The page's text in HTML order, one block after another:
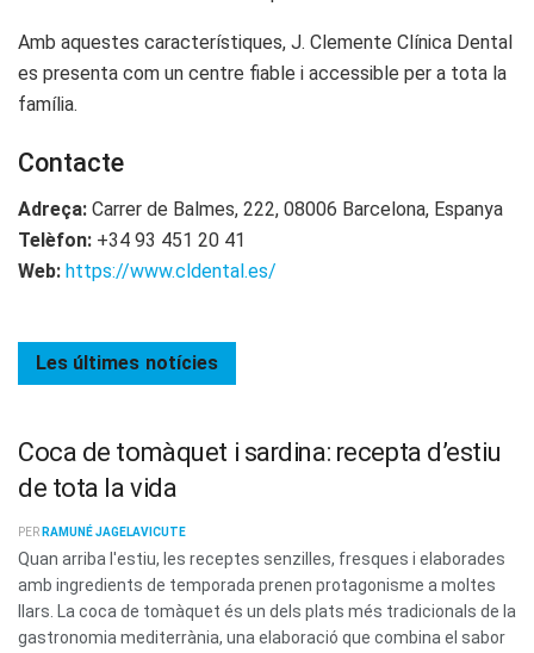
Amb aquestes característiques, J. Clemente Clínica Dental
es presenta com un centre fiable i accessible per a tota la
família.
Contacte
Adreça: Carrer de Balmes, 222, 08006 Barcelona, Espanya
Telèfon: +34 93 451 20 41
Web: https://www.cldental.es/
Les últimes notícies
Coca de tomàquet i sardina: recepta d’estiu
de tota la vida
PER RAMUNÉ JAGELAVICUTE
Quan arriba l'estiu, les receptes senzilles, fresques i elaborades
amb ingredients de temporada prenen protagonisme a moltes
llars. La coca de tomàquet és un dels plats més tradicionals de la
gastronomia mediterrània, una elaboració que combina el sabor